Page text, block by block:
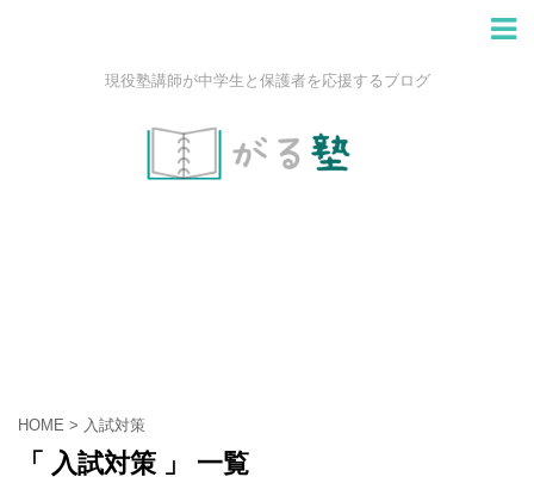
現役塾講師が中学生と保護者を応援するブログ
HOME > 入試対策
「 入試対策 」 一覧